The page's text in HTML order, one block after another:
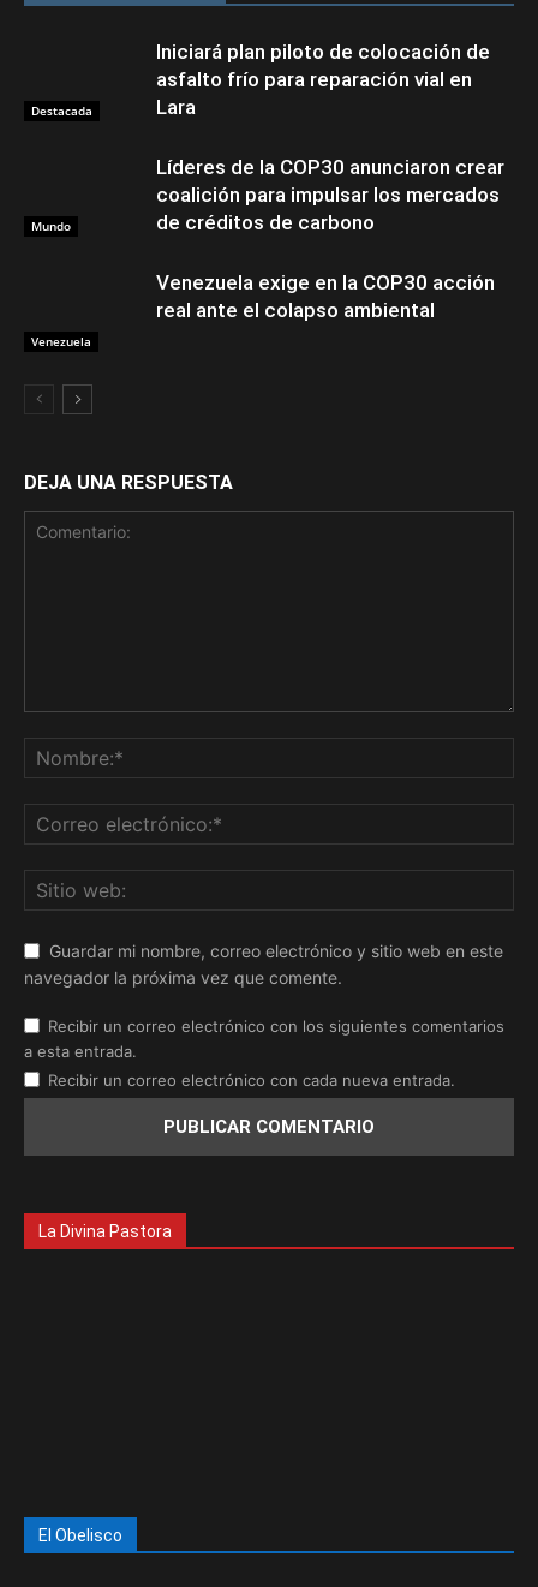
Destacada
Iniciará plan piloto de colocación de
asfalto frío para reparación vial en
Lara
Mundo
Líderes de la COP30 anunciaron crear
coalición para impulsar los mercados
de créditos de carbono
Venezuela
Venezuela exige en la COP30 acción
real ante el colapso ambiental
DEJA UNA RESPUESTA
Guardar mi nombre, correo electrónico y sitio web en este
navegador la próxima vez que comente.
Recibir un correo electrónico con los siguientes comentarios
a esta entrada.
Recibir un correo electrónico con cada nueva entrada.
La Divina Pastora
El Obelisco